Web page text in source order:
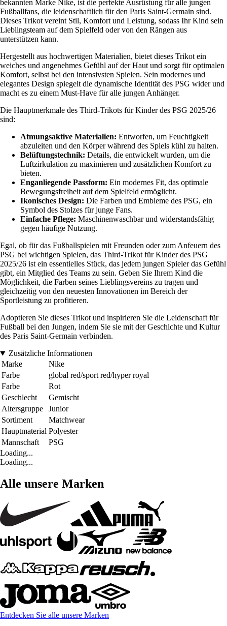
bekannten Marke Nike, ist die perfekte Ausrüstung für alle jungen
Fußballfans, die leidenschaftlich für den Paris Saint-Germain sind.
Dieses Trikot vereint Stil, Komfort und Leistung, sodass Ihr Kind sein
Lieblingsteam auf dem Spielfeld oder von den Rängen aus
unterstützen kann.
Hergestellt aus hochwertigen Materialien, bietet dieses Trikot ein
weiches und angenehmes Gefühl auf der Haut und sorgt für optimalen
Komfort, selbst bei den intensivsten Spielen. Sein modernes und
elegantes Design spiegelt die dynamische Identität des PSG wider und
macht es zu einem Must-Have für alle jungen Anhänger.
Die Hauptmerkmale des Third-Trikots für Kinder des PSG 2025/26
sind:
Atmungsaktive Materialien: Entworfen, um Feuchtigkeit
abzuleiten und den Körper während des Spiels kühl zu halten.
Belüftungstechnik: Details, die entwickelt wurden, um die
Luftzirkulation zu maximieren und zusätzlichen Komfort zu
bieten.
Enganliegende Passform: Ein modernes Fit, das optimale
Bewegungsfreiheit auf dem Spielfeld ermöglicht.
Ikonisches Design: Die Farben und Embleme des PSG, ein
Symbol des Stolzes für junge Fans.
Einfache Pflege: Maschinenwaschbar und widerstandsfähig
gegen häufige Nutzung.
Egal, ob für das Fußballspielen mit Freunden oder zum Anfeuern des
PSG bei wichtigen Spielen, das Third-Trikot für Kinder des PSG
2025/26 ist ein essentielles Stück, das jedem jungen Spieler das Gefühl
gibt, ein Mitglied des Teams zu sein. Geben Sie Ihrem Kind die
Möglichkeit, die Farben seines Lieblingsvereins zu tragen und
gleichzeitig von den neuesten Innovationen im Bereich der
Sportleistung zu profitieren.
Adoptieren Sie dieses Trikot und inspirieren Sie die Leidenschaft für
Fußball bei den Jungen, indem Sie sie mit der Geschichte und Kultur
des Paris Saint-Germain verbinden.
Zusätzliche Informationen
Marke
Nike
Farbe
global red/sport red/hyper royal
Farbe
Rot
Geschlecht
Gemischt
Altersgruppe
Junior
Sortiment
Matchwear
Hauptmaterial Polyester
Mannschaft
PSG
Loading...
Loading...
Alle unsere Marken
Entdecken Sie alle unsere Marken